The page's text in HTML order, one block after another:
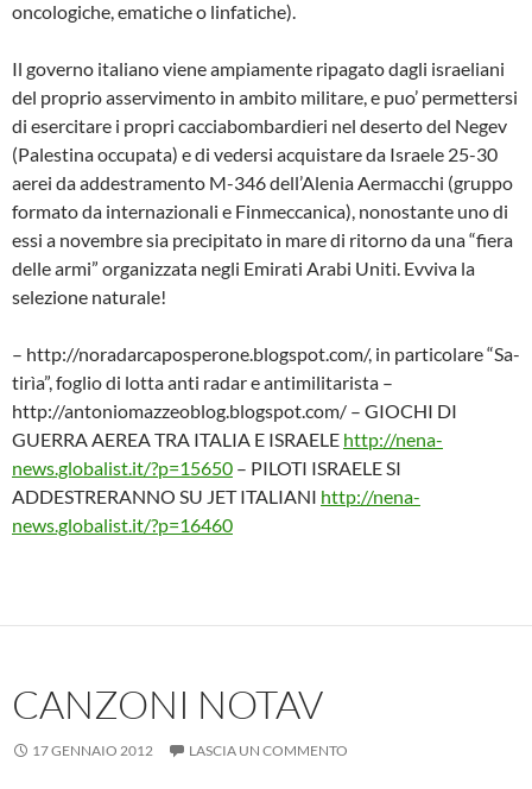
oncologiche, ematiche o linfatiche).
Il governo italiano viene ampiamente ripagato dagli israeliani
del proprio asservimento in ambito militare, e puo’ permettersi
di esercitare i propri cacciabombardieri nel deserto del Negev
(Palestina occupata) e di vedersi acquistare da Israele 25-30
aerei da addestramento M-346 dell’Alenia Aermacchi (gruppo
formato da internazionali e Finmeccanica), nonostante uno di
essi a novembre sia precipitato in mare di ritorno da una “fiera
delle armi” organizzata negli Emirati Arabi Uniti. Evviva la
selezione naturale!
– http://noradarcaposperone.blogspot.com/, in particolare “Sa-
tirìa”, foglio di lotta anti radar e antimilitarista –
http://antoniomazzeoblog.blogspot.com/ – GIOCHI DI
GUERRA AEREA TRA ITALIA E ISRAELE http://nena-
news.globalist.it/?p=15650 – PILOTI ISRAELE SI
ADDESTRERANNO SU JET ITALIANI http://nena-
news.globalist.it/?p=16460
CANZONI NOTAV
17 GENNAIO 2012 LASCIA UN COMMENTO